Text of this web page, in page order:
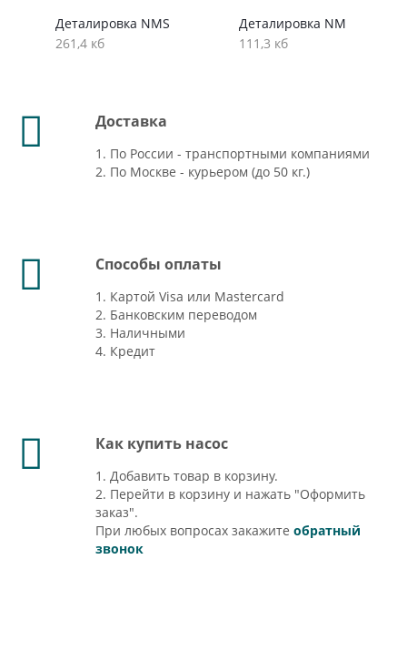
Деталировка NMS
261,4 кб
Деталировка NM
111,3 кб
Доставка
1. По России - транспортными компаниями
2. По Москве - курьером (до 50 кг.)
Способы оплаты
1. Картой Visa или Mastercard
2. Банковским переводом
3. Наличными
4. Кредит
Как купить насос
1. Добавить товар в корзину.
2. Перейти в корзину и нажать "Оформить
заказ".
При любых вопросах закажите обратный
звонок